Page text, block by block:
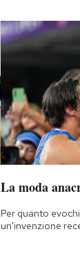
La moda
Per quanto
un'invenzione